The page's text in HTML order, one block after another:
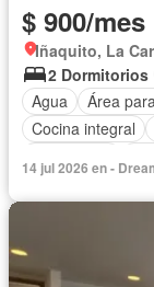
$ 900/mes
Iñaquito, La
2 Dormitorios
Agua
Área
Cocina integral
Garita de
14 jul 2026 en -